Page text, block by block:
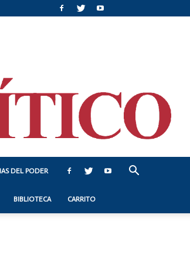
DEL PODER
BIBLIOTECA CARRITO